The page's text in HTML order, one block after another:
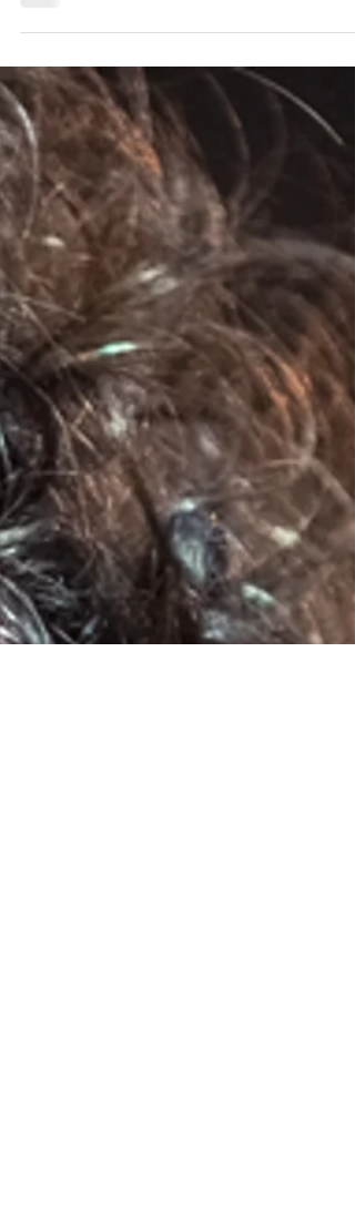
revelar la fortaleza de tu relación. 7 señales
Madrid.